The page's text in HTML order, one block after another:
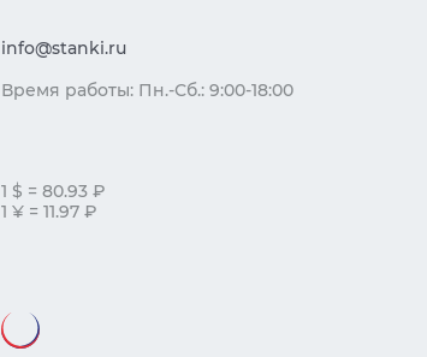
info@stanki.ru
Время работы: Пн.-Сб.: 9:00-18:00
1 $ = 80.93 ₽
1 ¥ = 11.97 ₽